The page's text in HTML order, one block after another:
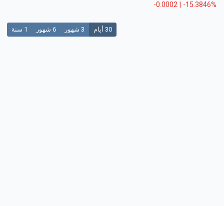
-0.0002 | -15.3846%
30 أيام 3 شهور 6 شهور 1 سنة